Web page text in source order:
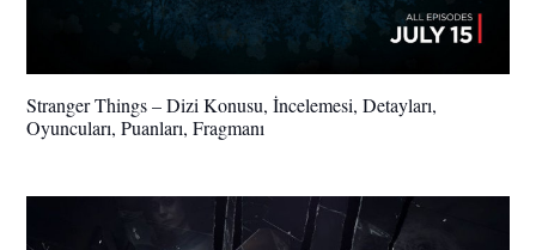
Stranger Things – Dizi Konusu, İncelemesi, Detayları,
Oyuncuları, Puanları, Fragmanı